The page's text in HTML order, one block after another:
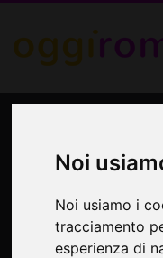
Noi
Noi usiamo i
tracciamento
esperienza di
Uno spettacolo che